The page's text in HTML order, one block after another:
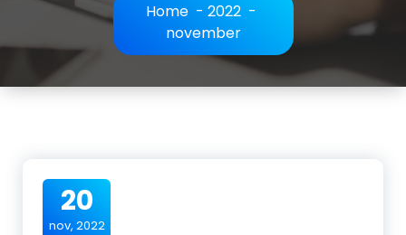
Home - 2022 -
november
20
nov, 2022